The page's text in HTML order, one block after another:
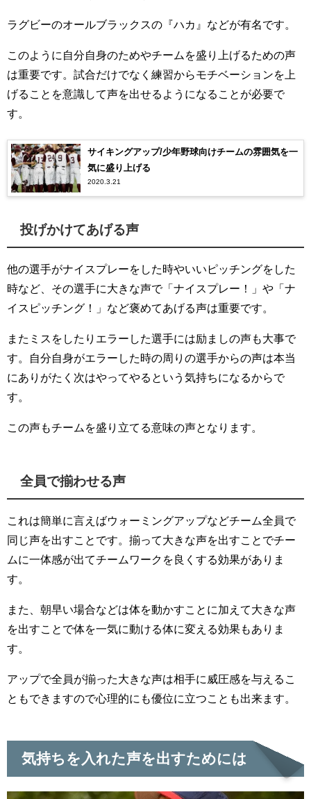
ラグビーのオールブラックスの『ハカ』などが有名です。
このように自分自身のためやチームを盛り上げるための声
は重要です。試合だけでなく練習からモチベーションを上
げることを意識して声を出せるようになることが必要で
す。
サイキングアップ/少年野球向けチームの雰囲気を一
気に盛り上げる
2020.3.21
投げかけてあげる声
他の選手がナイスプレーをした時やいいピッチングをした
時など、その選手に大きな声で「ナイスプレー！」や「ナ
イスピッチング！」など褒めてあげる声は重要です。
またミスをしたりエラーした選手には励ましの声も大事で
す。自分自身がエラーした時の周りの選手からの声は本当
にありがたく次はやってやるという気持ちになるからで
す。
この声もチームを盛り立てる意味の声となります。
全員で揃わせる声
これは簡単に言えばウォーミングアップなどチーム全員で
同じ声を出すことです。揃って大きな声を出すことでチー
ムに一体感が出てチームワークを良くする効果がありま
す。
また、朝早い場合などは体を動かすことに加えて大きな声
を出すことで体を一気に動ける体に変える効果もありま
す。
アップで全員が揃った大きな声は相手に威圧感を与えるこ
ともできますので心理的にも優位に立つことも出来ます。
気持ちを入れた声を出すためには